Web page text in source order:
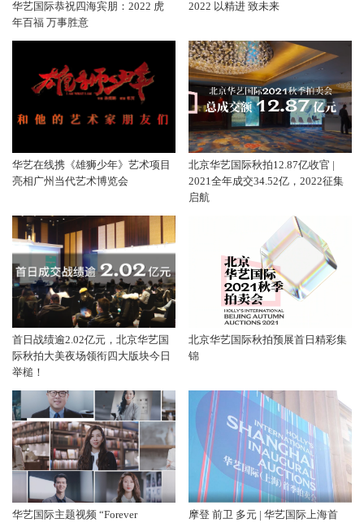
华艺国际恭祝四海宾朋：2022 虎
年百福 万事胜意
2022 以精进 致未来
华艺在线携《雄狮少年》艺术项目
亮相广州当代艺术博览会
北京华艺国际秋拍12.87亿收官 |
2021全年成交34.52亿，2022征集
启航
首日战绩逾2.02亿元，北京华艺国
际秋拍大美夜场领衔四大版块今日
举槌！
北京华艺国际秋拍预展首日精彩集
锦
华艺国际主题视频 “Forever
摩登 前卫 多元 | 华艺国际上海首